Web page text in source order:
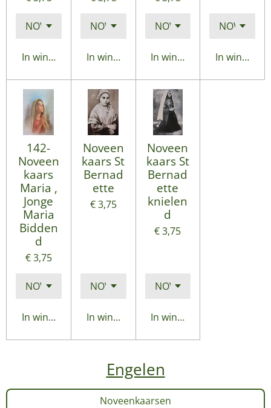
In winkelwagenIn winkelwagenIn winkelwagenIn
142-
Noveen
kaars
Maria ,
Jonge
Maria
Bidden
d
€ 3,75
In winkelwagen
Noveen
kaars St
Bernad
ette
€ 3,75
In winkelwagen
Noveen
kaars St
Bernad
ette
knielen
d
€ 3,75
In winkelwagen
Engelen
Noveenkaarsen